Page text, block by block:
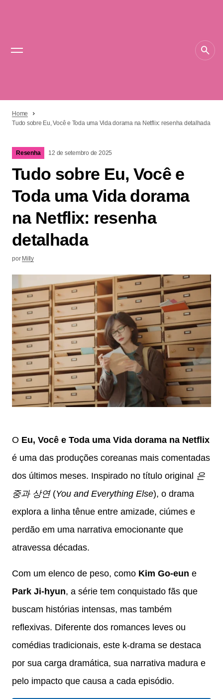
Home
Tudo sobre Eu, Você e Toda uma Vida dorama na Netflix: resenha detalhada
Resenha 12 de setembro de 2025
Tudo sobre Eu, Você e
Toda uma Vida dorama
na Netflix: resenha
detalhada
por Milly
O Eu, Você e Toda uma Vida dorama na Netflix
é uma das produções coreanas mais comentadas
dos últimos meses. Inspirado no título original 은
중과 상연(You and Everything Else), o drama
explora a linha tênue entre amizade, ciúmes e
perdão em uma narrativa emocionante que
atravessa décadas.
Com um elenco de peso, como Kim Go-eun e
Park Ji-hyun, a série tem conquistado fãs que
buscam histórias intensas, mas também
reflexivas. Diferente dos romances leves ou
comédias tradicionais, este k-drama se destaca
por sua carga dramática, sua narrativa madura e
pelo impacto que causa a cada episódio.